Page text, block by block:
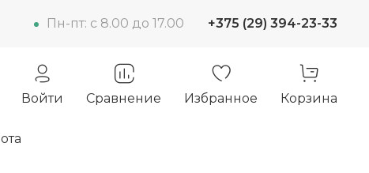
Пн-пт: c 8.00 до 17.00 +375 (29) 394-23-33
Войти
Сравнение Избранное Корзина